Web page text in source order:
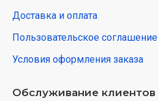
Доставка и оплата
Пользовательское соглашение
Условия оформления заказа
Обслуживание клиентов